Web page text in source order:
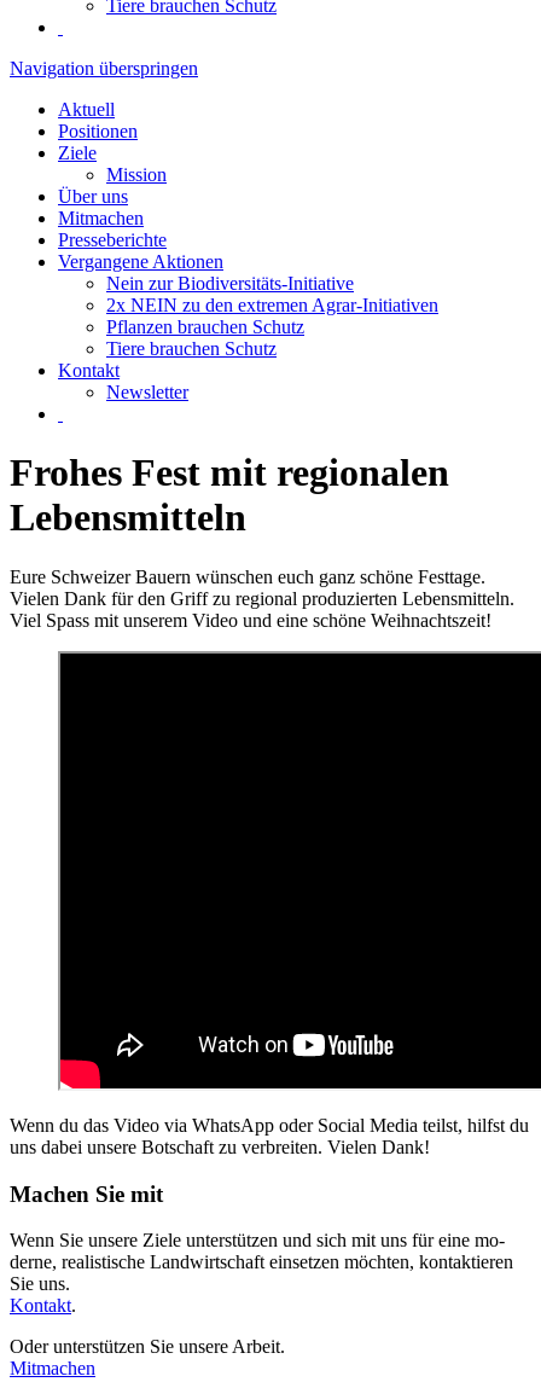
Tiere brauchen Schutz
Navigation überspringen
Aktuell
Positionen
Ziele
Mission
Über uns
Mitmachen
Presseberichte
Vergangene Aktionen
Nein zur Biodiversitäts-Initiative
2x NEIN zu den extremen Agrar-Initiativen
Pflanzen brauchen Schutz
Tiere brauchen Schutz
Kontakt
Newsletter
Frohes Fest mit regionalen
Lebensmitteln
Eure Schweizer Bauern wünschen euch ganz schöne Festtage.
Vielen Dank für den Griff zu regional produzierten Lebensmitteln.
Viel Spass mit unserem Video und eine schöne Weihnachtszeit!
Wenn du das Video via WhatsApp oder Social Media teilst, hilfst du
uns dabei unsere Botschaft zu verbreiten. Vielen Dank!
Machen Sie mit
Wenn Sie unsere Ziele unterstützen und sich mit uns für eine mo­
derne, realistische Land­wirt­schaft einsetzen möchten, kontak­tieren
Sie uns.
Kontakt.
Oder unterstützen Sie unsere Arbeit.
Mitmachen